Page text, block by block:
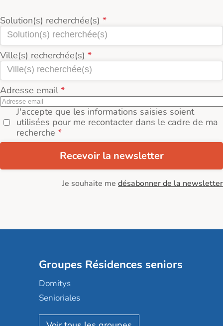
Solution(s) recherchée(s)
Ville(s) recherchée(s)
Adresse email
J'accepte que les informations saisies soient
utilisées pour me recontacter dans le cadre de ma
recherche
Recevoir la newsletter
Je souhaite me désabonner de la newsletter
Groupes Résidences seniors
Domitys
Senioriales
Nohée